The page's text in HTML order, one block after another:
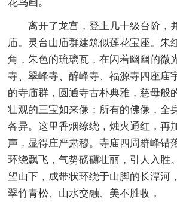
离开了龙宫，登上几十级台阶，
庙。灵台山庙群建筑似莲花宝座。朱
角，朱色的琉璃瓦，在闪着幽幽的微
寺、翠峰寺、醉峰寺、福源寺四座庙
的寺庙群，圆通寺古朴典雅，慈母般
壮观的三宝如来像；所有的佛像，全
各异。这里香烟缭绕，烛火通红，再
声，显得庄严肃穆。寺庙四周群峰错
环绕飘飞，气势磅礴壮丽，引人入胜
望山下，成带状环绕于山脚的长潭河
翠竹青松、山水交融、美不胜收，